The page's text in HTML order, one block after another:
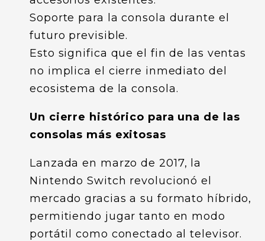
Soporte para la consola durante el
futuro previsible.
Esto significa que el fin de las ventas
no implica el cierre inmediato del
ecosistema de la consola.
Un cierre histórico para una de las
consolas más exitosas
Lanzada en marzo de 2017, la
Nintendo Switch revolucionó el
mercado gracias a su formato híbrido,
permitiendo jugar tanto en modo
portátil como conectado al televisor.